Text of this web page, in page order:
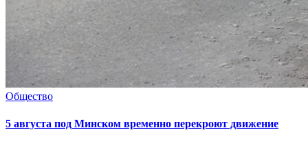
Общество
5 августа под Минском временно перекроют движение